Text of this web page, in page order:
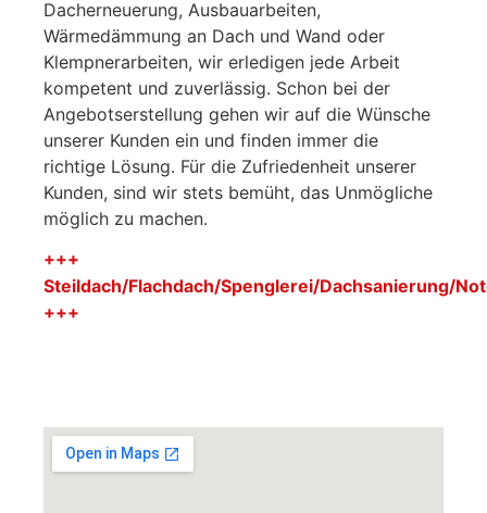
Dacherneuerung, Ausbauarbeiten,
Wärmedämmung an Dach und Wand oder
Klempnerarbeiten, wir erledigen jede Arbeit
kompetent und zuverlässig. Schon bei der
Angebotserstellung gehen wir auf die Wünsche
unserer Kunden ein und finden immer die
richtige Lösung. Für die Zufriedenheit unserer
Kunden, sind wir stets bemüht, das Unmögliche
möglich zu machen.
+++
Steildach/Flachdach/Spenglerei/Dachsanierung/
+++